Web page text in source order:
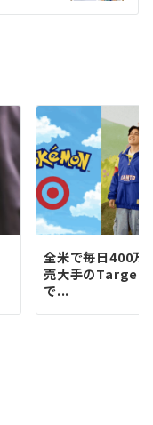
全米で毎日400万
売大手のTarget
で...